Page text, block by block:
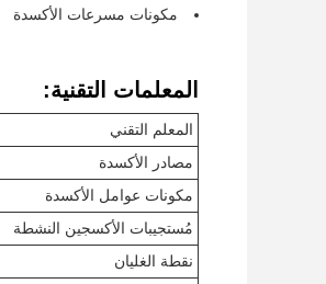
مكونات مسرعات الأكسدة
المعلمات التقنية:
المعلم التقني
مصادر الأكسدة
مكونات عوامل الأكسدة
مُستجيبات الأكسجين النشطة
نقطة الغليان